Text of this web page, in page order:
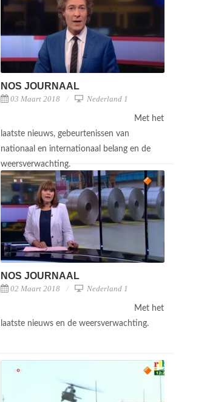
NOS JOURNAAL
03 Maart 2018 Nederland 1
Met het
laatste nieuws, gebeurtenissen van
nationaal en internationaal belang en de
weersverwachting.
NOS JOURNAAL
02 Maart 2018 Nederland 1
Met het
laatste nieuws en de weersverwachting.